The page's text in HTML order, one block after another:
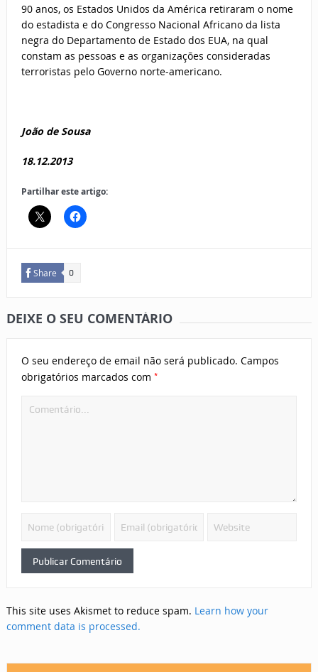
90 anos, os Estados Unidos da América retiraram o nome
do estadista e do Congresso Nacional Africano da lista
negra do Departamento de Estado dos EUA, na qual
constam as pessoas e as organizações consideradas
terroristas pelo Governo norte-americano.
João de Sousa
18.12.2013
Partilhar este artigo:
Share 0
DEIXE O SEU COMENTÁRIO
O seu endereço de email não será publicado. Campos
obrigatórios marcados com *
This site uses Akismet to reduce spam. Learn how your
comment data is processed.